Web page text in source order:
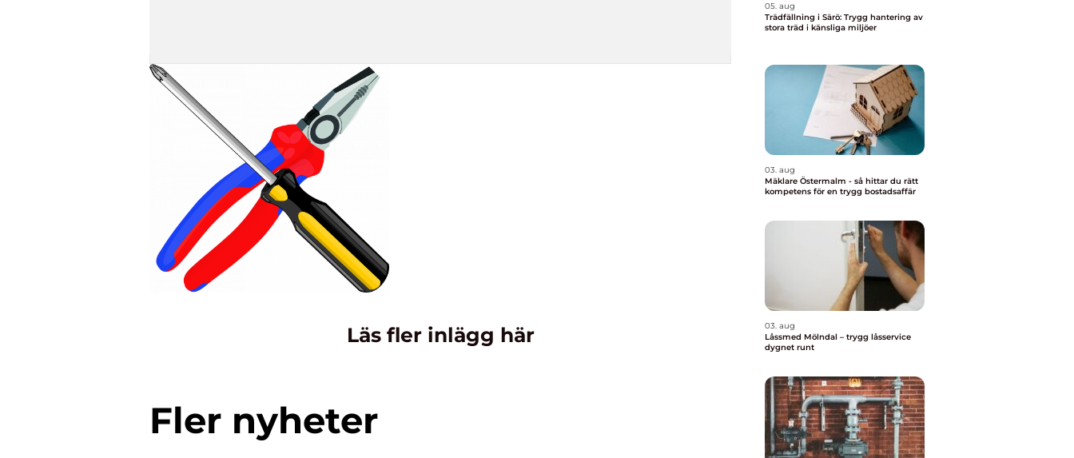
Läs fler inlägg här
Fler nyheter
05. aug
Trädfällning i Särö: Trygg hantering av
stora träd i känsliga miljöer
03. aug
Mäklare Östermalm - så hittar du rätt
kompetens för en trygg bostadsaffär
03. aug
Låssmed Mölndal – trygg låsservice
dygnet runt